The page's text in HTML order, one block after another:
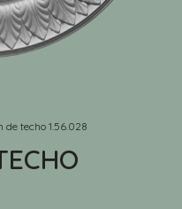
de techo 1.56.028